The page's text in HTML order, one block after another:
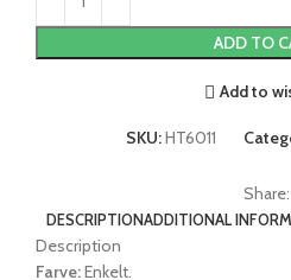
ADD TO
Add to
SKU:HT6011
Share:
DESCRIPTIONADDITIONAL
Description
Farve:Enkelt.